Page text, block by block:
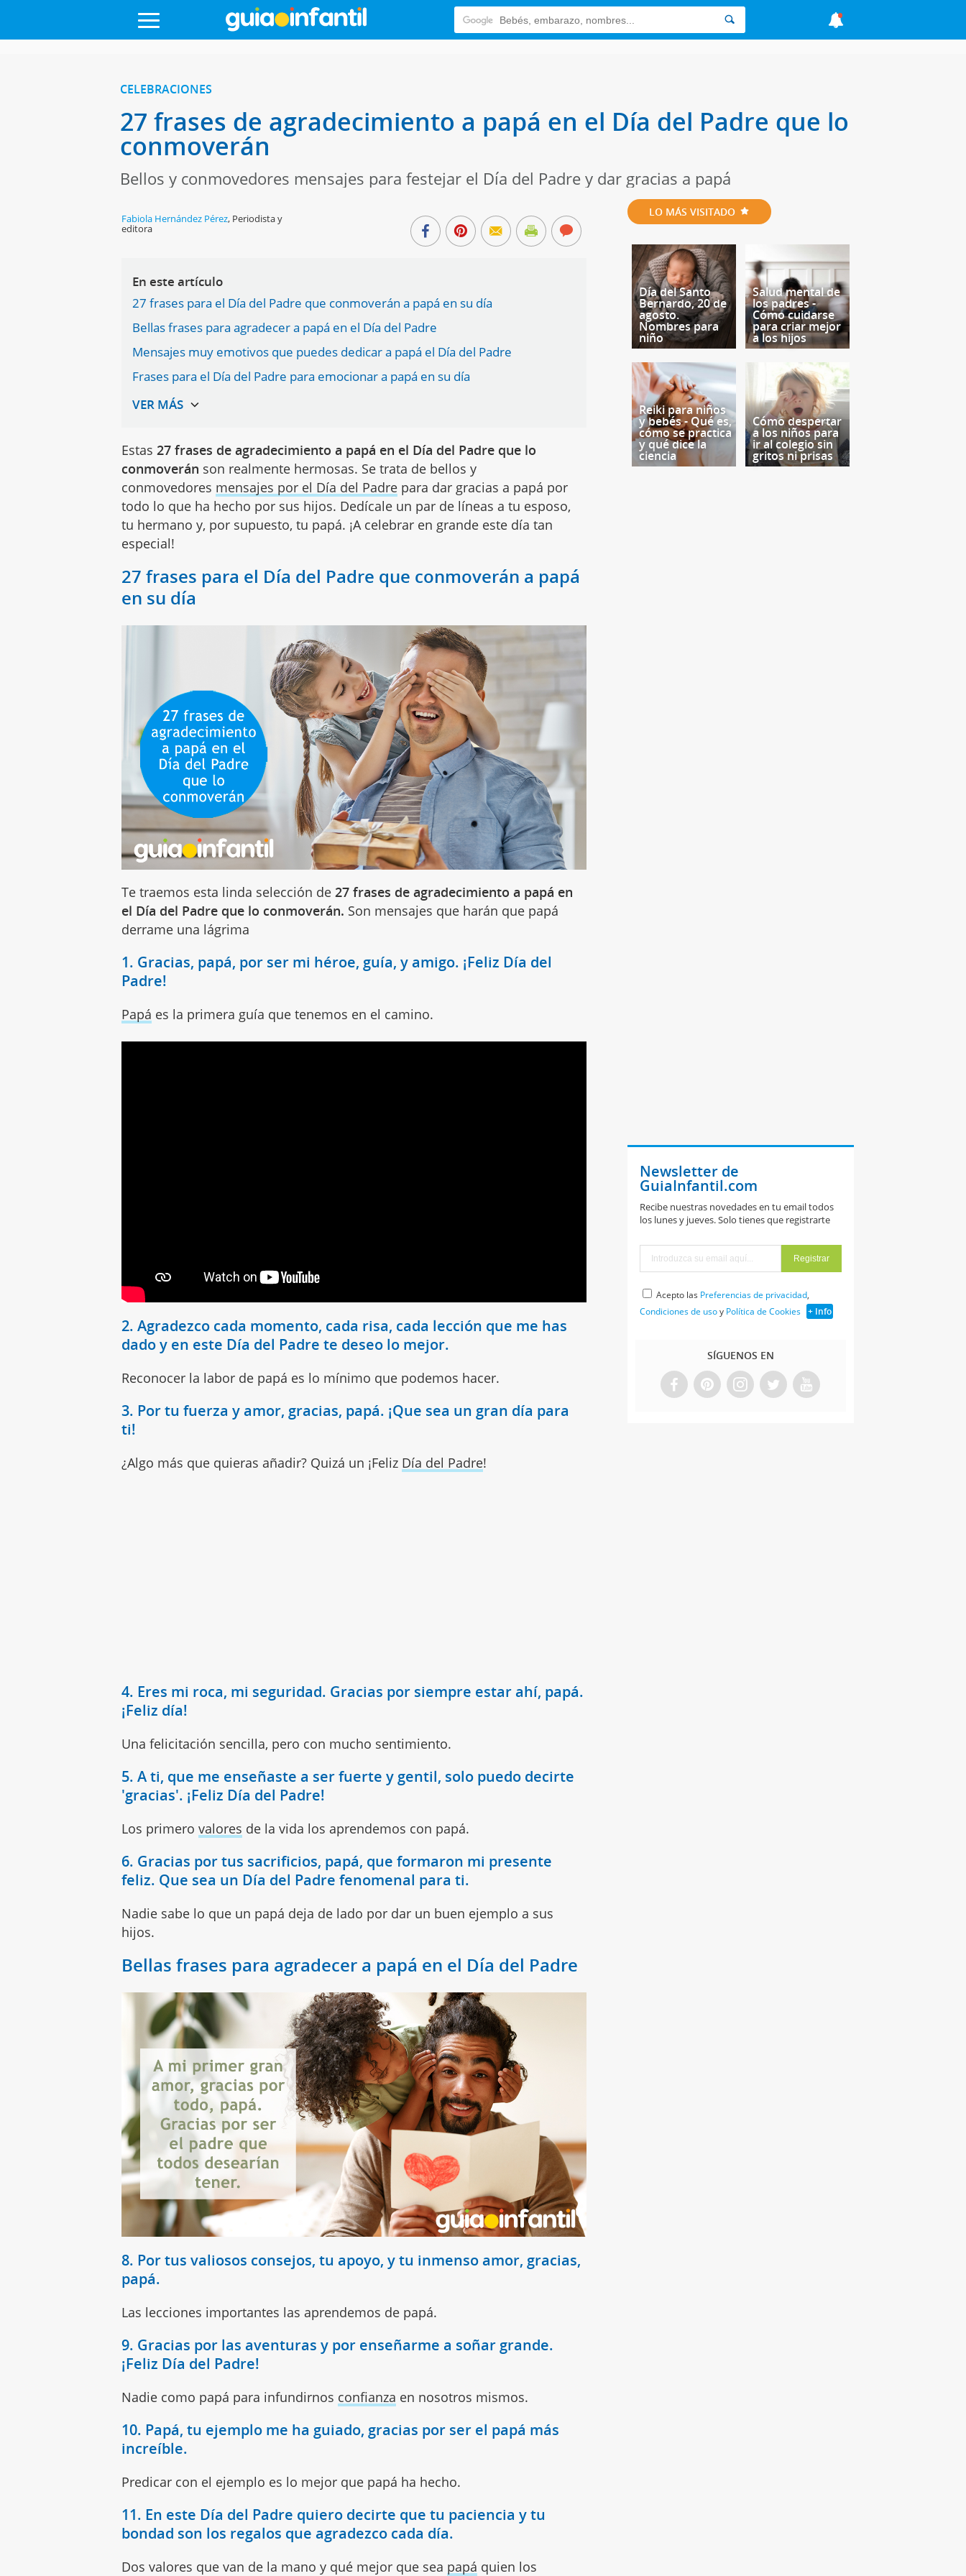
CELEBRACIONES
27 frases de agradecimiento a papá en el Día del Padre que lo
conmoverán
Bellos y conmovedores mensajes para festejar el Día del Padre y dar gracias a papá
Fabiola Hernández Pérez, Periodista y
editora
En este artículo
27 frases para el Día del Padre que conmoverán a papá en su día
Bellas frases para agradecer a papá en el Día del Padre
Mensajes muy emotivos que puedes dedicar a papá el Día del Padre
Frases para el Día del Padre para emocionar a papá en su día
Estas27 frases de agradecimiento a papá en el Día del Padre que lo
conmoverán son realmente hermosas. Se trata de bellos y
conmovedores mensajes por el Día del Padre para dar gracias a papá por
todo lo que ha hecho por sus hijos. Dedícale un par de líneas a tu esposo,
tu hermano y, por supuesto, tu papá. ¡A celebrar en grande este día tan
especial!
27 frases para el Día del Padre que conmoverán a papá
en su día
Te traemos esta linda selección de27 frases de agradecimiento a papá en
el Día del Padre que lo conmoverán. Son mensajes que harán que papá
derrame una lágrima
1. Gracias, papá, por ser mi héroe, guía, y amigo. ¡Feliz Día del
Padre!
Papá es la primera guía que tenemos en el camino.
2. Agradezco cada momento, cada risa, cada lección que me has
dado y en este Día del Padre te deseo lo mejor.
Reconocer la labor de papá es lo mínimo que podemos hacer.
3. Por tu fuerza y amor, gracias, papá. ¡Que sea un gran día para
ti!
¿Algo más que quieras añadir? Quizá un ¡Feliz Día del Padre!
4. Eres mi roca, mi seguridad. Gracias por siempre estar ahí, papá.
¡Feliz día!
Una felicitación sencilla, pero con mucho sentimiento.
5. A ti, que me enseñaste a ser fuerte y gentil, solo puedo decirte
'gracias'. ¡Feliz Día del Padre!
Los primerovalores de la vida los aprendemos con papá.
6. Gracias por tus sacrificios, papá, que formaron mi presente
feliz. Que sea un Día del Padre fenomenal para ti.
Nadie sabe lo que un papá deja de lado por dar un buen ejemplo a sus
hijos.
Bellas frases para agradecer a papá en el Día del Padre
8. Por tus valiosos consejos, tu apoyo, y tu inmenso amor, gracias,
papá.
Las lecciones importantes las aprendemos de papá.
9. Gracias por las aventuras y por enseñarme a soñar grande.
¡Feliz Día del Padre!
Nadie como papá para infundirnos confianza en nosotros mismos.
10. Papá, tu ejemplo me ha guiado, gracias por ser el papá más
increíble.
Predicar con el ejemplo es lo mejor que papá ha hecho.
11. En este Día del Padre quiero decirte que tu paciencia y tu
bondad son los regalos que agradezco cada día.
Dos valores que van de la mano y qué mejor que sea papá quien los
LO MÁS VISITADO
Día del Santo
Bernardo, 20 de
agosto.
Nombres para
niño
Salud mental de
los padres -
Cómo cuidarse
para criar mejor
a los hijos
Reiki para niños
y bebés - Qué es,
cómo se practica
y qué dice la
ciencia
Cómo despertar
a los niños para
ir al colegio sin
gritos ni prisas
Newsletter de
GuiaInfantil.com
Recibe nuestras novedades en tu email todos
los lunes y jueves. Solo tienes que registrarte
Acepto las Preferencias de privacidad,
Condiciones de usoy Política de Cookies + Info
SÍGUENOS EN